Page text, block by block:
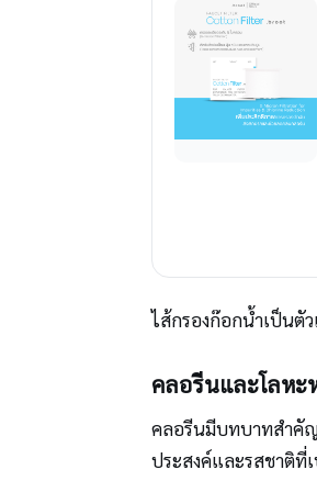
ไส้กรองก๊อกน้ำเป็นตั
คลอรีนและโลห
คลอรีนมีบทบาทสำคัญ
ประสงค์และรสชาติที่